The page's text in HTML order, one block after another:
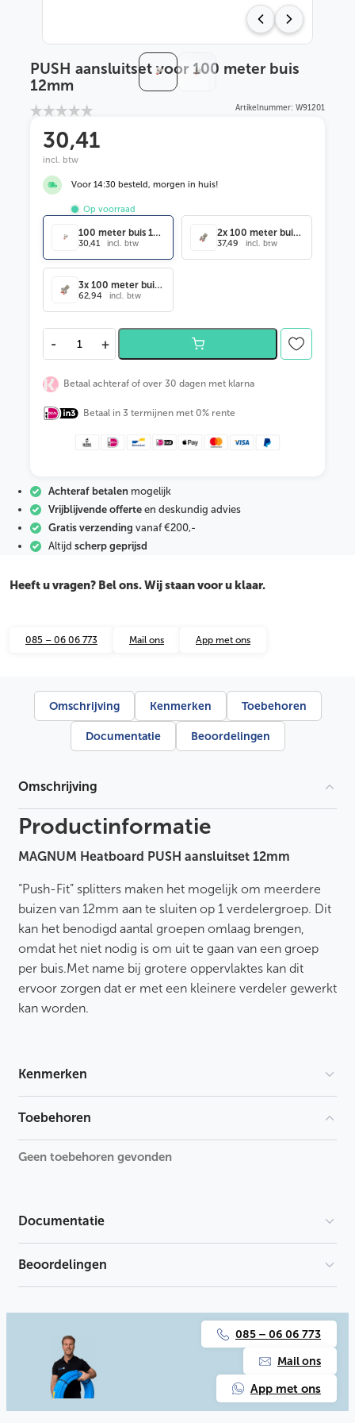
PUSH aansluitset voor 100 meter buis
12mm
Artikelnummer: W91201
30,41
incl. btw
Voor 14:30 besteld, morgen in huis!
Op voorraad
100 meter buis 12mm
30,41 incl. btw
2x 100 meter buis 12mm
37,49 incl. btw
3x 100 meter buis 12mm
62,94 incl. btw
P
S
H
a
n
e
o
1
e
u
i
m
a
a
n
a
- +
Betaal achteraf of over 30 dagen met klarna
Betaal in 3 termijnen met 0% rente
Achteraf betalen mogelijk
Vrijblijvende offerte en deskundig advies
Gratis verzending vanaf €200,-
Altijd scherp geprijsd
Heeft u vragen? Bel ons. Wij staan voor u klaar.
085 – 06 06 773 Mail ons App met ons
Omschrijving Kenmerken Toebehoren
Documentatie Beoordelingen
Omschrijving
Productinformatie
MAGNUM Heatboard PUSH aansluitset 12mm
“Push-Fit” splitters maken het mogelijk om meerdere
buizen van 12mm aan te sluiten op 1 verdelergroep. Dit
kan het benodigd aantal groepen omlaag brengen,
omdat het niet nodig is om uit te gaan van een groep
per buis.Met name bij grotere oppervlaktes kan dit
ervoor zorgen dat er met een kleinere verdeler gewerkt
kan worden.
Kenmerken
Materiaal
Toebehoren
Geen toebehoren gevonden
Documentatie
Beoordelingen
085 – 06 06 773
Mail ons
App met ons